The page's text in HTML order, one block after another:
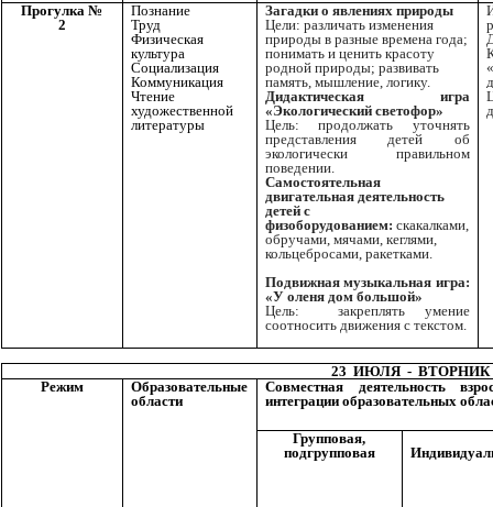
Прогулка №
2
Познание
Труд
Физическая
культура
Социализация
Коммуникация
Чтение
художественной
литературы
Загадки о явлениях природы
Цели: различать изменения
природы в разные времена года;
понимать и ценить красоту
родной природы; развивать
память, мышление, логику.
Дидактическая игра
«Экологический светофор»
Цель: продолжать уточнять
представления детей об
экологически правильном
поведении.
Самостоятельная
двигательная деятельность
детей с
физоборудованием: скакалками,
обручами, мячами, кеглями,
кольцебросами, ракетками.
Подвижная музыкальная игра:
«У оленя дом большой»
Цель:
закреплять умение
соотносить движения с текстом.
23 ИЮЛЯ - ВТОРНИК
Режим
Образовательные
области
Совместная деятельность
интеграции образовательных
Групповая,
подгрупповая